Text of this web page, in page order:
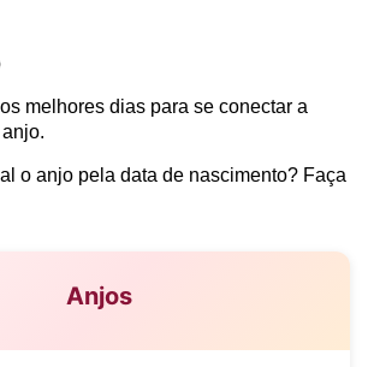
melhores dias para se conectar a
o anjo pela data de nascimento? Faça